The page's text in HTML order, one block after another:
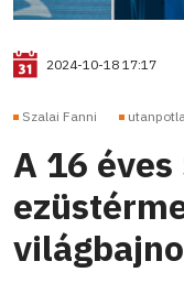
2024-10-18 17:17
Szalai Fanni
A 16